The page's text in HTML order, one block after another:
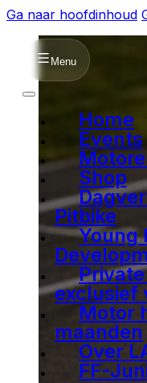
Ga naar hoofdinhoud
Menu
Home
Events
Shop
Pitbike
Young
exclusief
Motor
maanden
Over
FF-